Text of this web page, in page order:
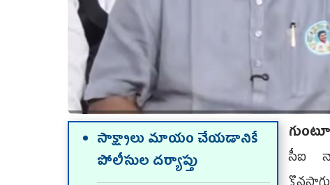
సాక్ష్యాలు మాయం చేయడానికే
పోలీసుల దర్యాప్తు
సీఐ